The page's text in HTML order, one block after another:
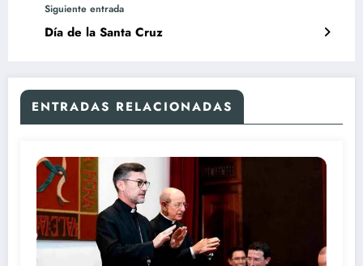
Siguiente entrada
Día de la Santa Cruz
ENTRADAS RELACIONADAS